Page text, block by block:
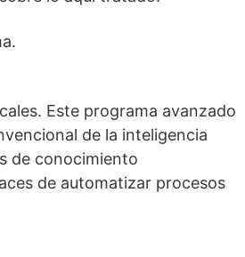
Este programa avanzado
de la inteligencia
de conocimiento
de automatizar procesos